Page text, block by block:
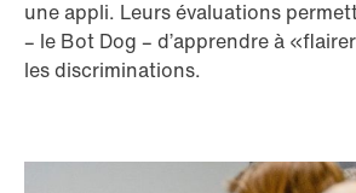
une appli. Leurs évaluations
– le Bot Dog – d’apprendre à
les discriminations.